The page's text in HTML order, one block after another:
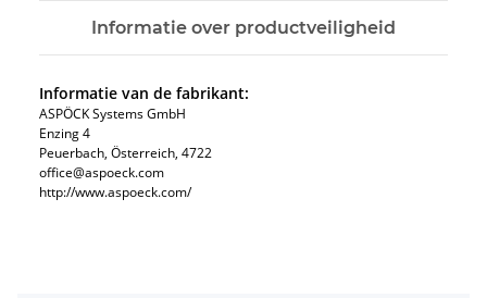
Informatie over productveiligheid
Informatie van de fabrikant:
ASPÖCK Systems GmbH
Enzing 4
Peuerbach, Österreich, 4722
office@aspoeck.com
http://www.aspoeck.com/